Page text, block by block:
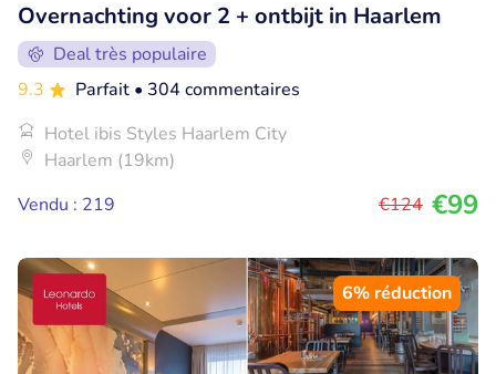
Overnachting voor 2 + ontbijt in Haarlem
Deal très populaire
9.3
Parfait • 304 commentaires
Hotel ibis Styles Haarlem City
Haarlem (19km)
Vendu : 219
€124 €99
6% réduction